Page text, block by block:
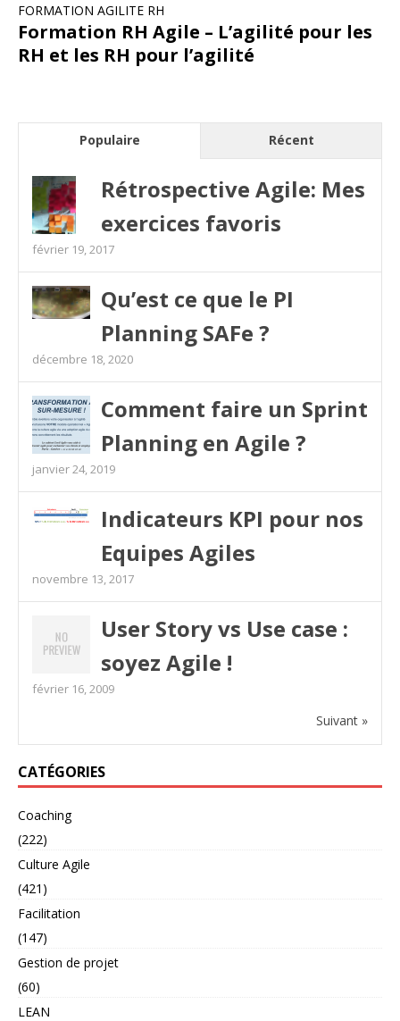
FORMATION AGILITE RH
Formation RH Agile – L’agilité pour les
RH et les RH pour l’agilité
Populaire Récent
Rétrospective Agile: Mes
exercices favoris
février 19, 2017
Qu’est ce que le PI
Planning SAFe ?
décembre 18, 2020
Comment faire un Sprint
Planning en Agile ?
janvier 24, 2019
Indicateurs KPI pour nos
Equipes Agiles
novembre 13, 2017
User Story vs Use case :
soyez Agile !
février 16, 2009
Suivant »
CATÉGORIES
Coaching
(222)
Culture Agile
(421)
Facilitation
(147)
Gestion de projet
(60)
LEAN